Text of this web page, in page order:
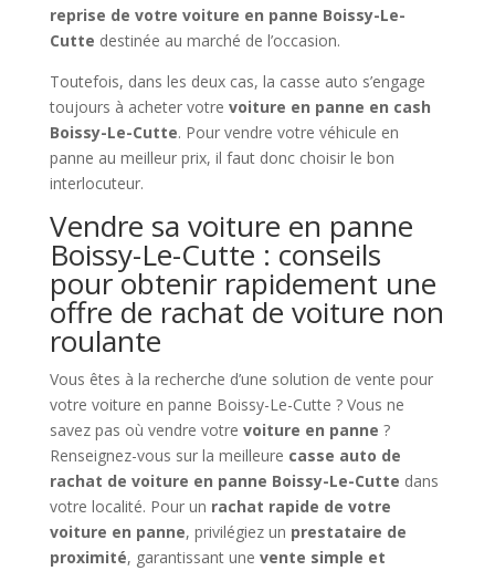
reprise de votre voiture en panne Boissy-Le-
Cutte destinée au marché de l’occasion.
Toutefois, dans les deux cas, la casse auto s’engage
toujours à acheter votre voiture en panne en cash
Boissy-Le-Cutte. Pour vendre votre véhicule en
panne au meilleur prix, il faut donc choisir le bon
interlocuteur.
Vendre sa voiture en panne
Boissy-Le-Cutte : conseils
pour obtenir rapidement une
offre de rachat de voiture non
roulante
Vous êtes à la recherche d’une solution de vente pour
votre voiture en panne Boissy-Le-Cutte ? Vous ne
savez pas où vendre votre voiture en panne ?
Renseignez-vous sur la meilleure casse auto de
rachat de voiture en panne Boissy-Le-Cutte dans
votre localité. Pour un rachat rapide de votre
voiture en panne, privilégiez un prestataire de
proximité, garantissant une vente simple et